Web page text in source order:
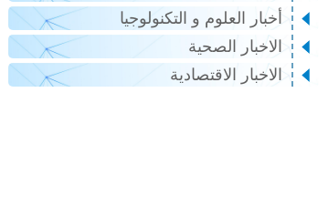
أخبار العلوم و التكنولوجيا
الاخبار الصحية
الاخبار الاقتصادية